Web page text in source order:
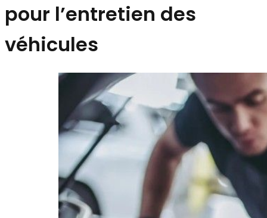
pour l’entretien des
véhicules